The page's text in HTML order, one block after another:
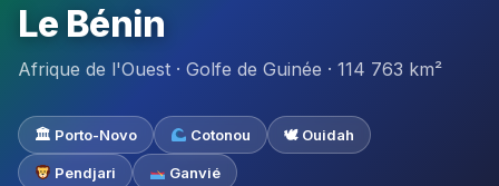
Le Bénin
Afrique de l'Ouest · Golfe de Guinée · 114 763 km²
🏛 Porto-Novo Cotonou 🕊 Ouidah
Pendjari Ganvié